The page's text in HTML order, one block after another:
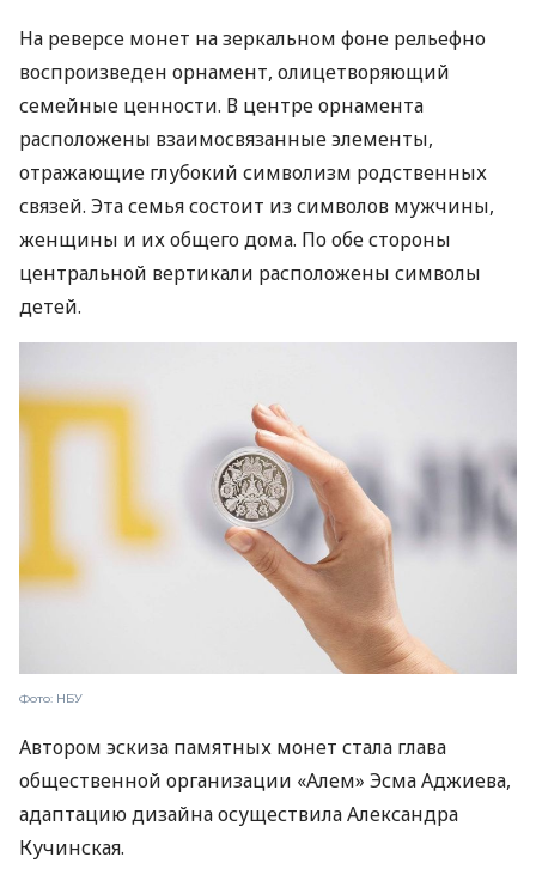
На реверсе монет на зеркальном фоне рельефно
воспроизведен орнамент, олицетворяющий
семейные ценности. В центре орнамента
расположены взаимосвязанные элементы,
отражающие глубокий символизм родственных
связей. Эта семья состоит из символов мужчины,
женщины и их общего дома. По обе стороны
центральной вертикали расположены символы
детей.
Фото: НБУ
Автором эскиза памятных монет стала глава
общественной организации «Алем» Эсма Аджиева,
адаптацию дизайна осуществила Александра
Кучинская.